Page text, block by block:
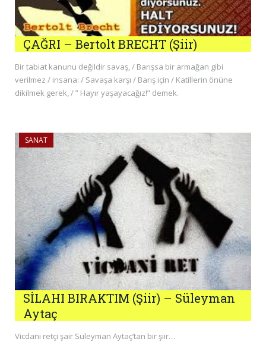
ÇAĞRI – Bertolt BRECHT (Şiir)
Bir tabiat kanunu değildir savaş, / Barışsa bir armağan gibi
verilmez / insana: / Savaşa karşı / Barış için / Katillerin önüne
dikilmek gerek, / ” Hayır yaşayacağız!” demek.
SANAT
SİLAHI BIRAKTIM (Şiir) – Süleyman
Aytaç
Vicdani retçi şair Süleyman Aytaç’tan bir şiir…